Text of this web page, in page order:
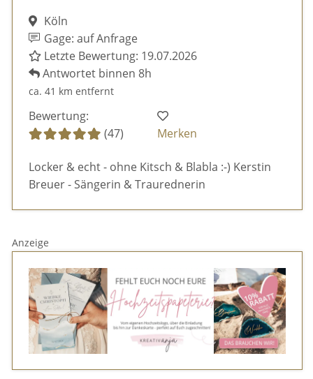
Köln
Gage: auf Anfrage
Letzte Bewertung: 19.07.2026
Antwortet binnen 8h
ca. 41 km entfernt
Bewertung:
(47)
Merken
Locker & echt - ohne Kitsch & Blabla :-) Kerstin
Breuer - Sängerin & Traurednerin
Anzeige